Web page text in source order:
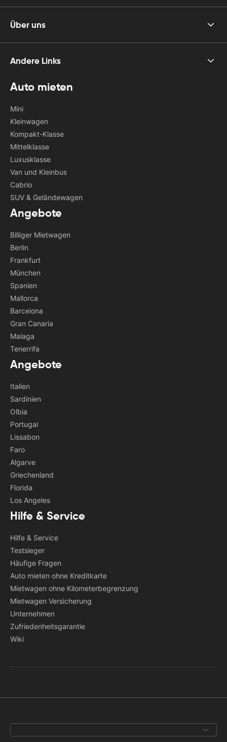
Über uns
Andere Links
Auto mieten
Mini
Kleinwagen
Kompakt-Klasse
Mittelklasse
Luxusklasse
Van und Kleinbus
Cabrio
SUV & Geländewagen
Angebote
Billiger Mietwagen
Berlin
Frankfurt
München
Spanien
Mallorca
Barcelona
Gran Canaria
Malaga
Tenerrifa
Angebote
Italien
Sardinien
Olbia
Portugal
Lissabon
Faro
Algarve
Griechenland
Florida
Los Angeles
Hilfe & Service
Hilfe & Service
Testsieger
Häufige Fragen
Auto mieten ohne Kreditkarte
Mietwagen ohne Kilometerbegrenzung
Mietwagen Versicherung
Unternehmen
Zufriedenheitsgarantie
Wiki